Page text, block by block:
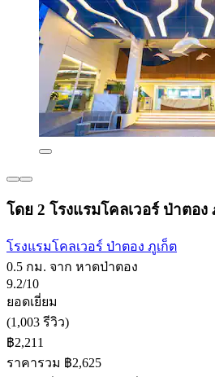
โดย 2 โรงแรมโคลเวอร์ ป่าตอง
โรงแรมโคลเวอร์ ป่าตอง ภูเก็ต
0.5 กม. จาก หาดป่าตอง
9.2/10
ยอดเยี่ยม
(1,003 รีวิว)
฿2,211
ราคารวม ฿2,625